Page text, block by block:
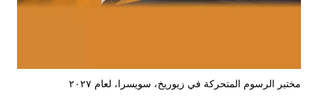
مختبر الرسوم المتحركة في زيوريخ، سويسرا، لعام ٢٠٢٧